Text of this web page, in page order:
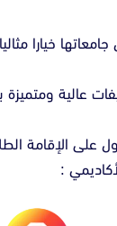
خيارا
عالية
على الإقامة
: